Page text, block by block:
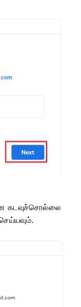
கடவுச்சொல்லை